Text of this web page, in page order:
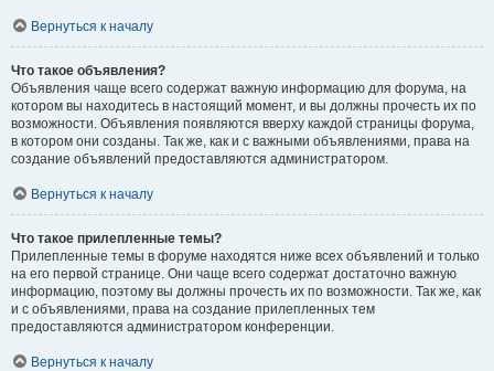
Вернуться к началу
Что такое объявления?
Объявления чаще всего содержат важную информацию для форума, на
котором вы находитесь в настоящий момент, и вы должны прочесть их по
возможности. Объявления появляются вверху каждой страницы форума,
в котором они созданы. Так же, как и с важными объявлениями, права на
создание объявлений предоставляются администратором.
Вернуться к началу
Что такое прилепленные темы?
Прилепленные темы в форуме находятся ниже всех объявлений и только
на его первой странице. Они чаще всего содержат достаточно важную
информацию, поэтому вы должны прочесть их по возможности. Так же, как
и с объявлениями, права на создание прилепленных тем
предоставляются администратором конференции.
Вернуться к началу